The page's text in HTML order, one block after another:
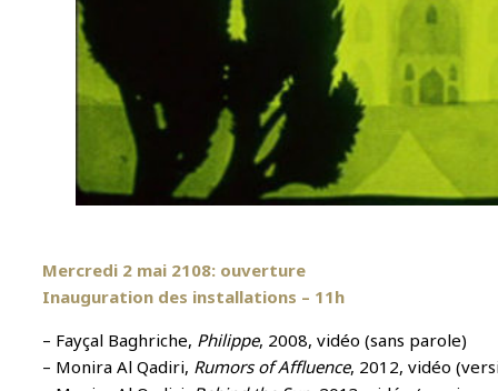
Mercredi 2 mai 2108: ouverture
Inauguration des installations – 11h
– Fayçal Baghriche, Philippe, 2008, vidéo (sans parole)
– Monira Al Qadiri, Rumors of Affluence, 2012, vidéo